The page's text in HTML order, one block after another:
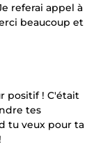
referai appel à
beaucoup et
positif ! C'était
tes
tu veux pour ta